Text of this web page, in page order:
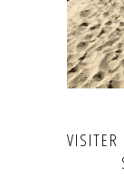
VISITER